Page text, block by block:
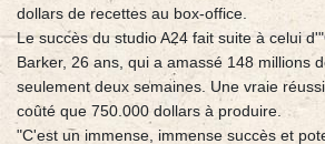
dollars de recettes au box-office.
Le succès du studio A24 fait suite à celui
Barker, 26 ans, qui a amassé 148 millions
seulement deux semaines. Une vraie
coûté que 750.000 dollars à produire.
"C'est un immense, immense succès et